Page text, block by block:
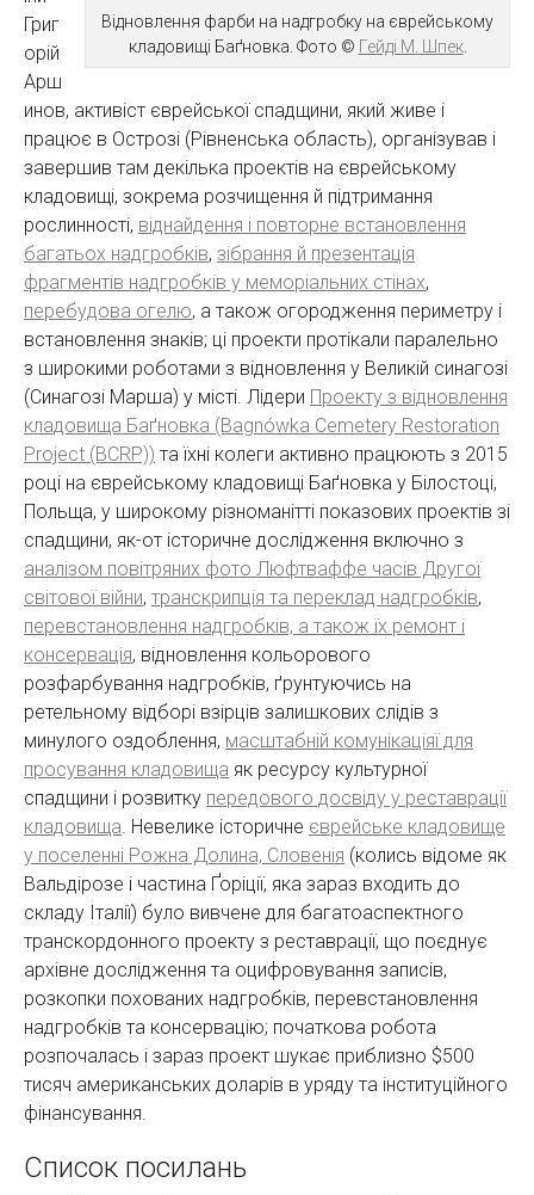
Відновлення фарби на надгробку на єврейському
кладовищі Баґновка. Фото © Гейді М. Шпек.
Григ
орій
Арш
инов, активіст єврейської спадщини, який живе і
працює в Острозі (Рівненська область), організував і
завершив там декілька проектів на єврейському
кладовищі, зокрема розчищення й підтримання
рослинності, віднайдення і повторне встановлення
багатьох надгробків, зібрання й презентація
фрагментів надгробків у меморіальних стінах,
перебудова огелю, а також огородження периметру і
встановлення знаків; ці проекти протікали паралельно
з широкими роботами з відновлення у Великій синагозі
(Синагозі Марша) у місті. Лідери Проекту з відновлення
кладовища Баґновка (Bagnówka Cemetery Restoration
Project (BCRP)) та їхні колеги активно працюють з 2015
році на єврейському кладовищі Баґновка у Білостоці,
Польща, у широкому різноманітті показових проектів зі
спадщини, як-от історичне дослідження включно з
аналізом повітряних фото Люфтваффе часів Другої
світової війни, транскрипція та переклад надгробків,
перевстановлення надгробків, а також їх ремонт і
консервація, відновлення кольорового
розфарбування надгробків, ґрунтуючись на
ретельному відборі взірців залишкових слідів з
минулого оздоблення, масштабній комунікаціяї для
просування кладовища як ресурсу культурної
спадщини і розвитку передового досвіду у реставрації
кладовища . Невелике історичне єврейське кладовище
у поселенні Рожна Долина, Словенія (колись відоме як
Вальдірозе і частина Ґоріції, яка зараз входить до
складу Італії) було вивчене для багатоаспектного
транскордонного проекту з реставрації, що поєднує
архівне дослідження та оцифровування записів,
розкопки похованих надгробків, перевстановлення
надгробків та консервацію; початкова робота
розпочалась і зараз проект шукає приблизно $500
тисяч американських доларів в уряду та інституційного
фінансування.
Список посилань